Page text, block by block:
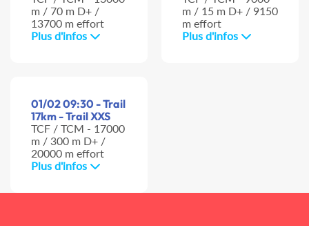
m / 70 m D+ /
13700 m effort
Plus d'infos
m / 15 m D+ / 9150
m effort
Plus d'infos
01/02 09:30 - Trail
17km - Trail XXS
TCF / TCM - 17000
m / 300 m D+ /
20000 m effort
Plus d'infos